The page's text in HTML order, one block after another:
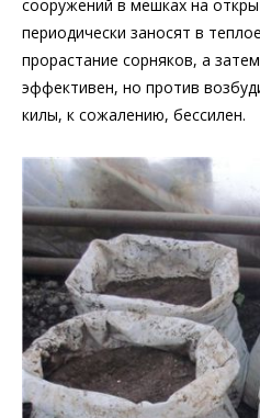
сооружений в мешках на
периодически заносят в
прорастание сорняков, а
эффективен, но против
килы, к сожалению, бессилен.